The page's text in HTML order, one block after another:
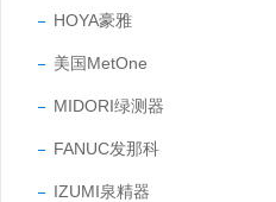
HOYA豪雅
美国MetOne
MIDORI绿测器
FANUC发那科
IZUMI泉精器